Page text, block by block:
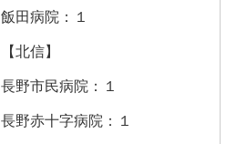
飯田病院：１
【北信】
長野市民病院：１
長野赤十字病院：１